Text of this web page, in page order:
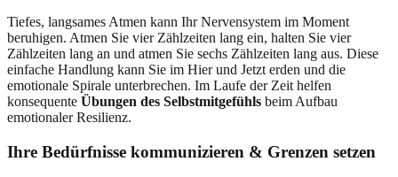
Tiefes, langsames Atmen kann Ihr Nervensystem im Moment
beruhigen. Atmen Sie vier Zählzeiten lang ein, halten Sie vier
Zählzeiten lang an und atmen Sie sechs Zählzeiten lang aus. Diese
einfache Handlung kann Sie im Hier und Jetzt erden und die
emotionale Spirale unterbrechen. Im Laufe der Zeit helfen
konsequente Übungen des Selbstmitgefühls beim Aufbau
emotionaler Resilienz.
Ihre Bedürfnisse kommunizieren & Grenzen setzen